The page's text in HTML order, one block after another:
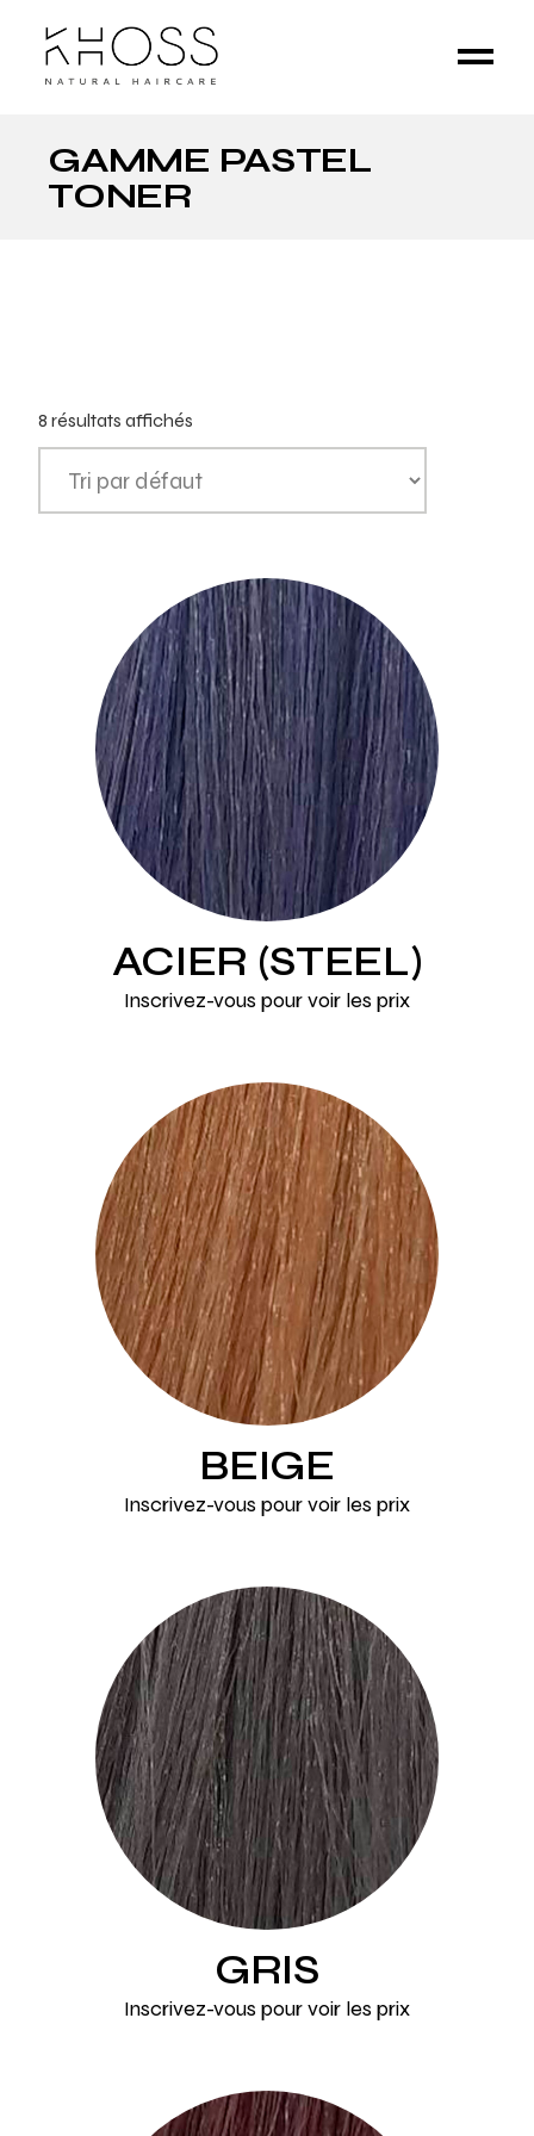
GAMME PASTEL
TONER
8 résultats affichés
ACIER (STEEL)
Inscrivez-vous pour voir les prix
BEIGE
Inscrivez-vous pour voir les prix
GRIS
Inscrivez-vous pour voir les prix